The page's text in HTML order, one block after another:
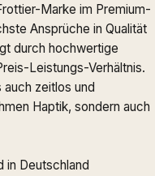
Marke im Premium-
Ansprüche in Qualität
durch hochwertige
Leistungs-Verhältnis.
zeitlos und
Haptik, sondern auch
in Deutschland